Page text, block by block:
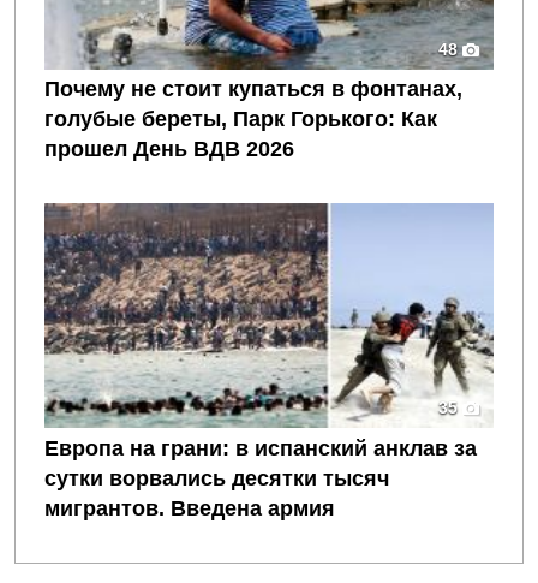
48
Почему не стоит купаться в фонтанах,
голубые береты, Парк Горького: Как
прошел День ВДВ 2026
35
Европа на грани: в испанский анклав за
сутки ворвались десятки тысяч
мигрантов. Введена армия